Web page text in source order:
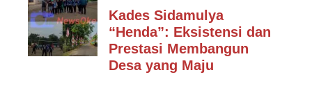
Kades Sidamulya
“Henda”: Eksistensi dan
Prestasi Membangun
Desa yang Maju